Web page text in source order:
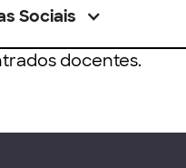
Sociais
docentes.